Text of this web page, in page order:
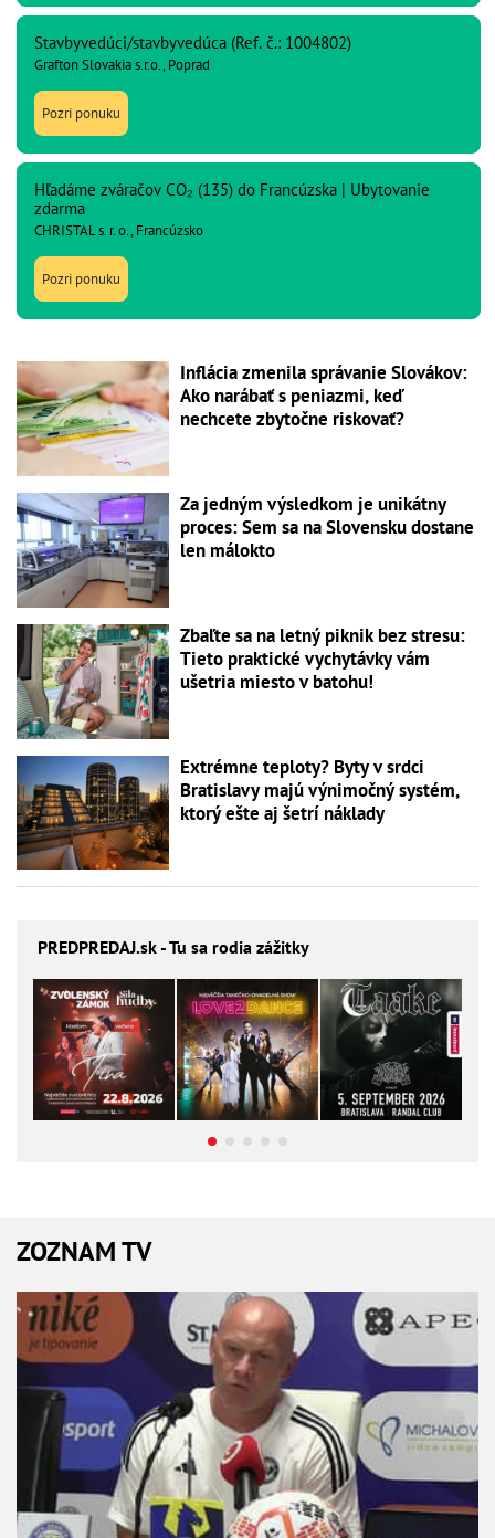
Stavbyvedúci/stavbyvedúca (Ref. č.: 1004802)
Grafton Slovakia s.r.o., Poprad
Pozri ponuku
Hľadáme zváračov CO₂ (135) do Francúzska | Ubytovanie
zdarma
CHRISTAL s. r. o., Francúzsko
Pozri ponuku
Inflácia zmenila správanie Slovákov:
Ako narábať s peniazmi, keď
nechcete zbytočne riskovať?
Za jedným výsledkom je unikátny
proces: Sem sa na Slovensku dostane
len málokto
Zbaľte sa na letný piknik bez stresu:
Tieto praktické vychytávky vám
ušetria miesto v batohu!
Extrémne teploty? Byty v srdci
Bratislavy majú výnimočný systém,
ktorý ešte aj šetrí náklady
PREDPREDAJ.sk - Tu sa rodia zážitky
ZOZNAM TV